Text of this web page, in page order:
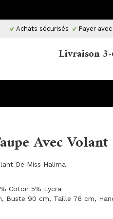
Achats sécurisés Payer
Livraison
Avec Volant
De Miss Halima
Coton 5% Lycra
Buste 90 cm, Taille 76 cm,